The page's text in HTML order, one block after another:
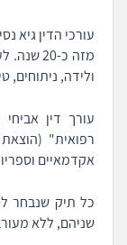
עורכי הדין גיא
מזה כ-
ולידה, ניתוחים,
עורך דין
אקדמאיים
כל תיק שנבחר
שניהם, ללא